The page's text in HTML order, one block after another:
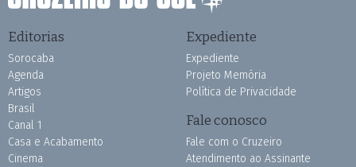
Editorias
Sorocaba
Agenda
Artigos
Brasil
Canal 1
Casa e Acabamento
Cinema
Expediente
Expediente
Projeto Memória
Política de Privacidade
Fale conosco
Fale com o Cruzeiro
Atendimento ao Assinante